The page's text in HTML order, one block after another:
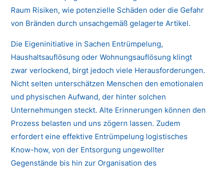
Raum Risiken, wie potenzielle Schäden oder die Gefahr
von Bränden durch unsachgemäß gelagerte Artikel.
Die Eigeninitiative in Sachen Entrümpelung,
Haushaltsauflösung oder Wohnungsauflösung klingt
zwar verlockend, birgt jedoch viele Herausforderungen.
Nicht selten unterschätzen Menschen den emotionalen
und physischen Aufwand, der hinter solchen
Unternehmungen steckt. Alte Erinnerungen können den
Prozess belasten und uns zögern lassen. Zudem
erfordert eine effektive Entrümpelung logistisches
Know-how, von der Entsorgung ungewollter
Gegenstände bis hin zur Organisation des